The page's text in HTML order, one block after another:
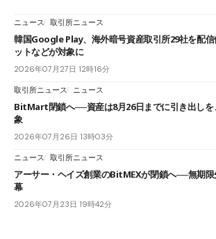
ニュース 取引所ニュース
韓国Google Play、海外暗号資産取引所29社を配
ットなどが対象に
2026年07月27日 12時16分
取引所ニュース ニュース
BitMart閉鎖へ──資産は8月26日までに引き出しを
象
2026年07月26日 13時03分
ニュース 取引所ニュース
アーサー・ヘイズ創業のBitMEXが閉鎖へ──無期限
幕
2026年07月23日 19時42分